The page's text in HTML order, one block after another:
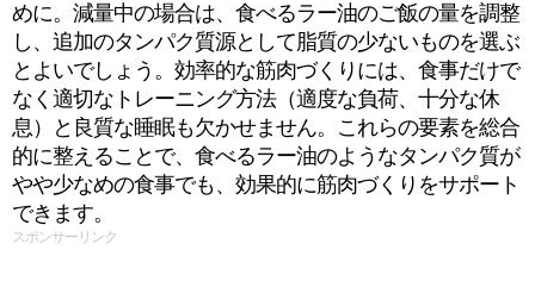
めに。減量中の場合は、食べるラー油のご飯の量を調整
し、追加のタンパク質源として脂質の少ないものを選ぶ
とよいでしょう。効率的な筋肉づくりには、食事だけで
なく適切なトレーニング方法（適度な負荷、十分な休
息）と良質な睡眠も欠かせません。これらの要素を総合
的に整えることで、食べるラー油のようなタンパク質が
やや少なめの食事でも、効果的に筋肉づくりをサポート
できます。
スポンサーリンク